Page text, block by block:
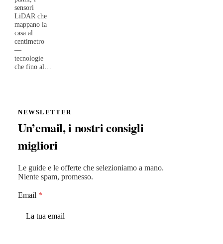
sensori
LiDAR che
mappano la
casa al
centimetro
—
tecnologie
che fino al…
NEWSLETTER
Un’email, i nostri consigli
migliori
Le guide e le offerte che selezioniamo a mano.
Niente spam, promesso.
Email *